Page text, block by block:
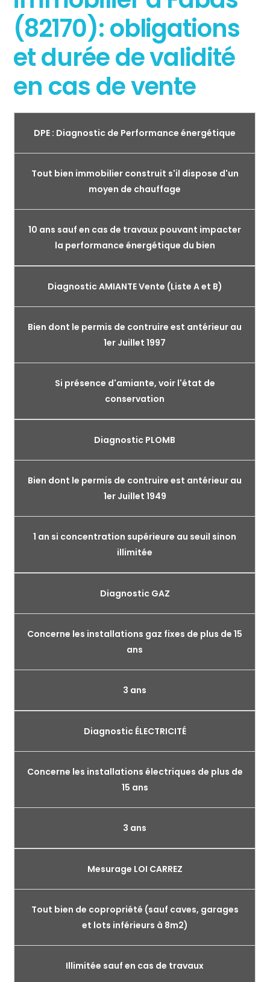
(82170): obligations
et durée de validité
en cas de vente
DPE : Diagnostic de Performance énergétique
Tout bien immobilier construit s'il dispose d'un
moyen de chauffage
10 ans sauf en cas de travaux pouvant impacter
la performance énergétique du bien
Diagnostic AMIANTE Vente (Liste A et B)
Bien dont le permis de contruire est antérieur au
1er Juillet 1997
Si présence d'amiante, voir l'état de
conservation
Diagnostic PLOMB
Bien dont le permis de contruire est antérieur au
1er Juillet 1949
1 an si concentration supérieure au seuil sinon
illimitée
Diagnostic GAZ
Concerne les installations gaz fixes de plus de 15
ans
3 ans
Diagnostic ÉLECTRICITÉ
Concerne les installations électriques de plus de
15 ans
3 ans
Mesurage LOI CARREZ
Tout bien de copropriété (sauf caves, garages
et lots inférieurs à 8m2)
Illimitée sauf en cas de travaux